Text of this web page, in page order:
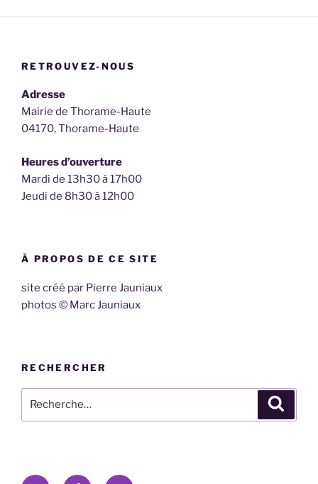
RETROUVEZ-NOUS
Adresse
Mairie de Thorame-Haute
04170, Thorame-Haute
Heures d’ouverture
Mardi de 13h30 à 17h00
Jeudi de 8h30 à 12h00
À PROPOS DE CE SITE
site créé par Pierre Jauniaux
photos © Marc Jauniaux
RECHERCHER
pour